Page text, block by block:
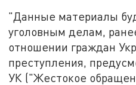
"Данные материалы
уголовным делам,
отношении граждан
преступления,
УК ("Жестокое